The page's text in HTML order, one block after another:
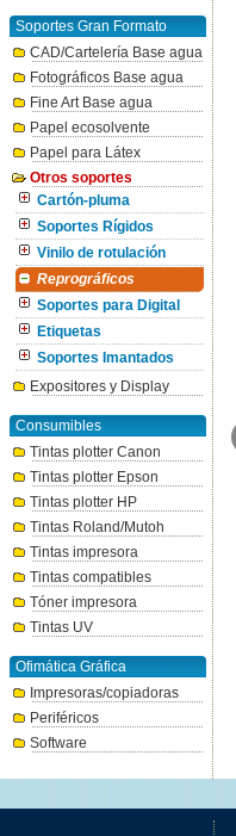
Soportes Gran Formato
CAD/Cartelería Base agua
Fotográficos Base agua
Fine Art Base agua
Papel ecosolvente
Papel para Látex
Otros soportes
Cartón-pluma
Soportes Rígidos
Vinilo de rotulación
Reprográficos
Soportes para Digital
Etiquetas
Soportes Imantados
Expositores y Display
Consumibles
Tintas plotter Canon
Tintas plotter Epson
Tintas plotter HP
Tintas Roland/Mutoh
Tintas impresora
Tintas compatibles
Tóner impresora
Tintas UV
Ofimática Gráfica
Impresoras/copiadoras
Periféricos
Software
Color Copy 250gr A3 (7x125
hojas)
119.54€